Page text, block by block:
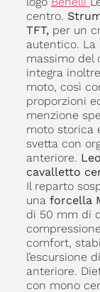
centro.
TFT,per un
autentico. La
massimo del
integra
moto, così
proporzioni
menzione
moto storica
svetta con
anteriore.
cavalletto
Il reparto
una forcella
di 50 mm di
comfort,
l’escursione
anteriore.
con mono